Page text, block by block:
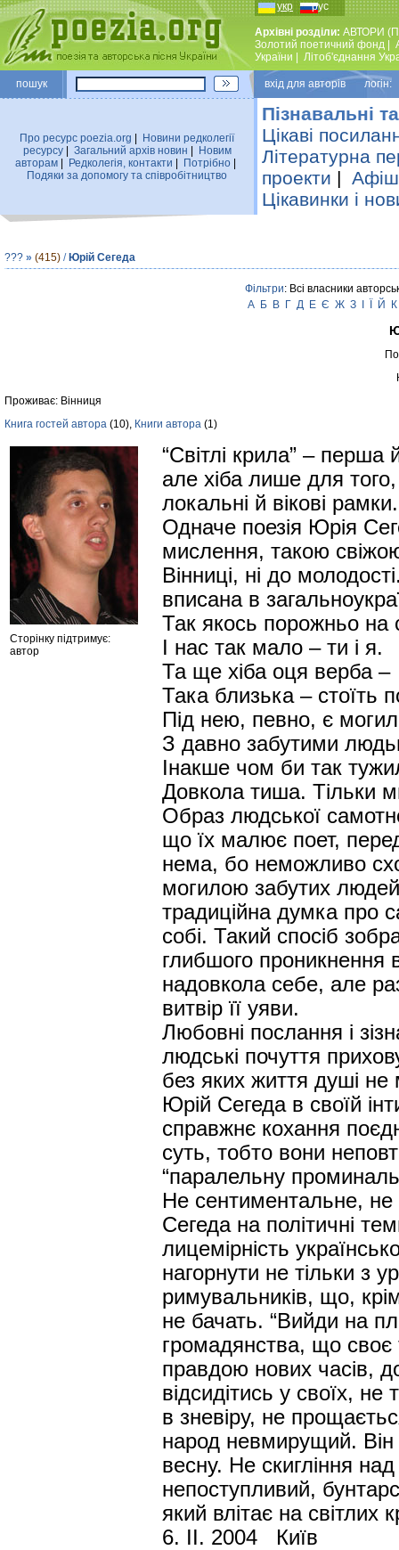
укр рус
Архівні розділи: АВТОРИ
Золотий поетичний фонд
України
Лiтоб'єднання
пошук вхiд для авторiв логін:
Про ресурс poezia.org
Новини редколегiї
ресурсу| Загальний архiв новин
Новим
авторам
Редколегiя, контакти Потрiбно
Подяки за допомогу та співробітництво
Пізнавальні
Цікаві
Літературна
проекти |
Цікавинки і
??? » (415) / Юрій Сегеда
Фільтри: Всі власники
А Б В Г Д Е Є Ж З Й К
Проживає: Вінниця
Книга гостей автора (10), Книги автора (1)
Сторінку підтримує:
автор
“Світлі крила” –
але хіба лише для того,
локальні й вікові рамки.
Одначе поезія Юрія
мислення, такою
Вінниці, ні до
вписана в
Так якось порожньо на
І нас так мало – ти і я.
Та ще хіба оця верба –
Така близька – стоїть
Під нею, певно, є
З давно забутими
Інакше чом би так
Довкола тиша. Тільки
Образ людської
що їх малює поет,
нема, бо неможливо
могилою забутих
традиційна думка про
собі. Такий спосіб
глибшого проникнення
надовкола себе, але
витвір її уяви.
Любовні послання і
людські почуття
без яких життя душі
Юрій Сегеда в своїй
справжнє кохання
суть, тобто вони
“паралельну
Не сентиментальне, не
Сегеда на політичні
лицемірність
нагорнути не тільки з
римувальників, що, крім
не бачать. “Вийди на
громадянства, що своє
правдою нових часів,
відсидітись у своїх,
в зневіру, не
народ невмирущий. Він
весну. Не скигління
непоступливий,
який влітає на світлих
6. ІІ. 2004 Київ